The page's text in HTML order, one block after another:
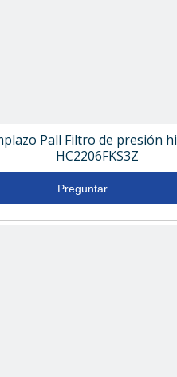
Pall Filtro de presión
HC2206FKS3Z
Preguntar